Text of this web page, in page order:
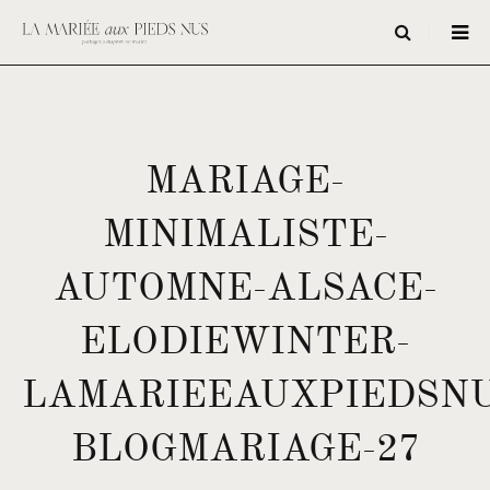
MARIAGE-
MINIMALISTE-
AUTOMNE-ALSACE-
ELODIEWINTER-
BLOGMARIAGE-27